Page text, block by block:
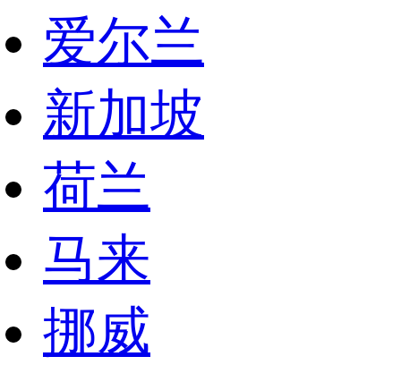
爱尔兰
新加坡
荷兰
马来
挪威